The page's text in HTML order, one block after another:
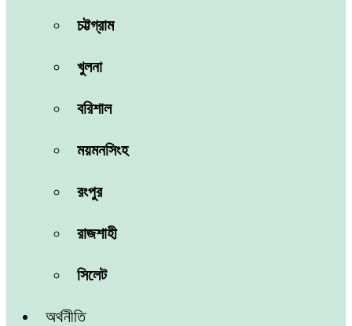
চট্টগ্রাম
খুলনা
বরিশাল
ময়মনসিংহ
রংপুর
রাজশাহী
সিলেট
অর্থনীতি